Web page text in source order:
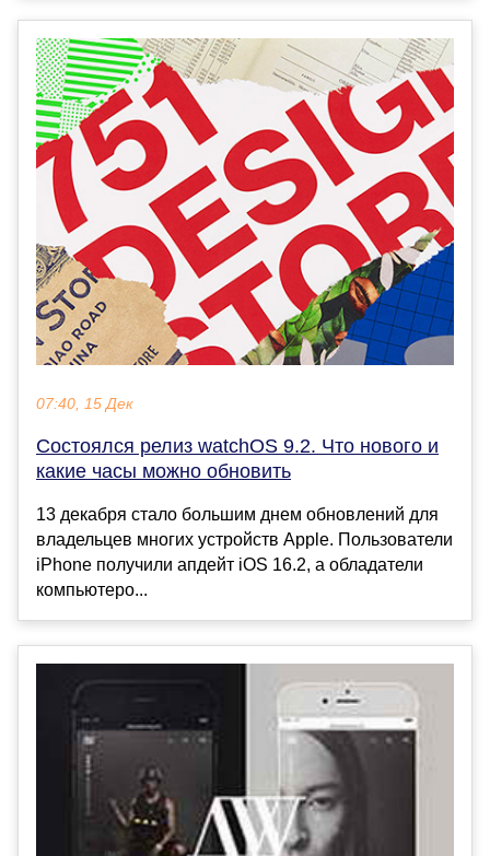
07:40, 15 Дек
Состоялся релиз watchOS 9.2. Что нового и
какие часы можно обновить
13 декабря стало большим днем обновлений для
владельцев многих устройств Apple. Пользователи
iPhone получили апдейт iOS 16.2, а обладатели
компьютеро...